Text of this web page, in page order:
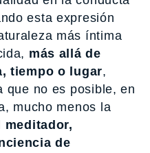
esta expresión
más íntima
más allá de
tiempo o lugar,
que no es posible, en
mucho menos la
meditador,
de